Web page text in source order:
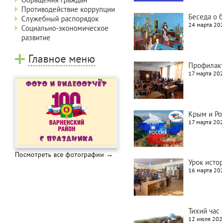
Беседа о
24 марта
17 марта
Крым и
17 марта
Урок
16 марта
Тихий
12 июля
Противодействие коррупции
Служебный распорядок
Социально-экономическое
развитие
Главное меню
Посмотреть все фотографии →